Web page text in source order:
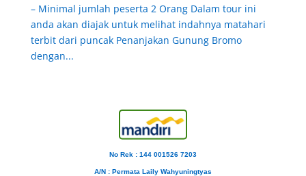
– Minimal jumlah peserta 2 Orang Dalam tour ini
anda akan diajak untuk melihat indahnya matahari
terbit dari puncak Penanjakan Gunung Bromo
dengan...
No Rek : 144 001526 7203
A/N : Permata Laily Wahyuningtyas